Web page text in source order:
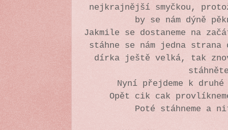
nejkrajnější smyčkou,
by se nám dýně
Jakmile se dostaneme na
stáhne se nám jedna strana
dírka ještě velká, tak
Nyní přejdeme k
Opět cik cak
Poté stáhneme a